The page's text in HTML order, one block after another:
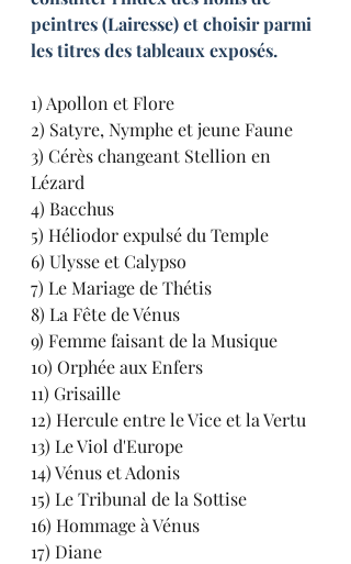
peintres (Lairesse) et choisir parmi
les titres des tableaux exposés.
1) Apollon et Flore
2) Satyre, Nymphe et jeune Faune
3) Cérès changeant Stellion en
Lézard
4) Bacchus
5) Héliodor expulsé du Temple
6) Ulysse et Calypso
7) Le Mariage de Thétis
8) La Fête de Vénus
9) Femme faisant de la Musique
10) Orphée aux Enfers
11) Grisaille
12) Hercule entre le Vice et la Vertu
13) Le Viol d'Europe
14) Vénus et Adonis
15) Le Tribunal de la Sottise
16) Hommage à Vénus
17) Diane